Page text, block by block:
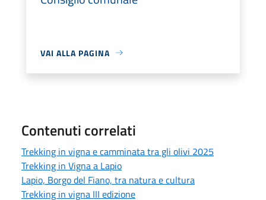
VAI ALLA PAGINA
Contenuti correlati
Trekking in vigna e camminata tra gli olivi 2025
Trekking in Vigna a Lapio
Lapio, Borgo del Fiano, tra natura e cultura
Trekking in vigna III edizione